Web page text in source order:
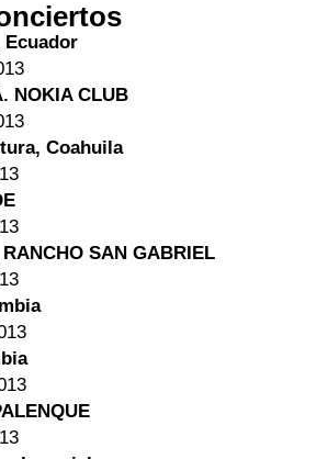
Ecuador
NOKIA CLUB
Coahuila
SAN GABRIEL